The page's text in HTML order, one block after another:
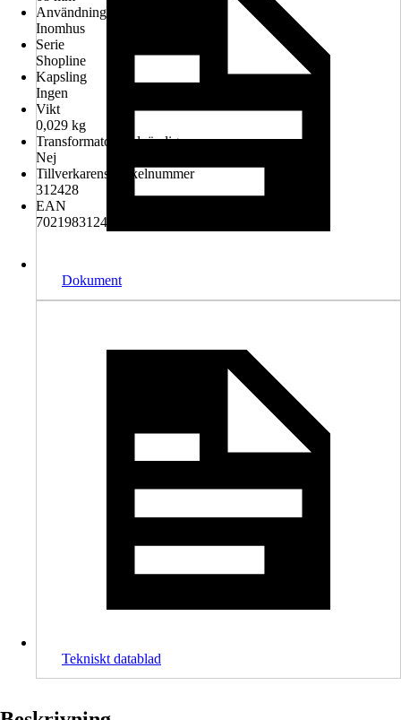
Användningsmiljö
Inomhus
Serie
Shopline
Kapsling
Ingen
Vikt
0,029 kg
Transformator nödvändig
Nej
Tillverkarens artikelnummer
312428
EAN
7021983124289
Dokument
Tekniskt datablad